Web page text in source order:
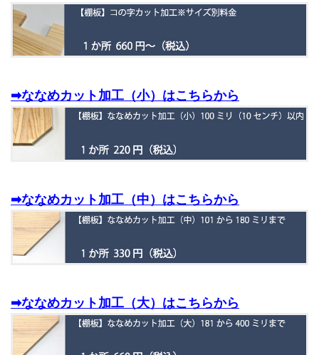
➡ななめカット加工（小）はこちらから
➡ななめカット加工（中）はこちらから
➡ななめカット加工（大）はこちらから